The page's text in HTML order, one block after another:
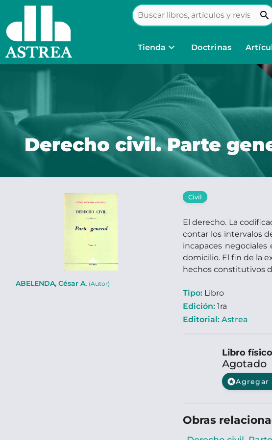
search
Tienda keyboard_arrow_down Doctrinas
Derecho civil. Parte
ABELENDA, César A. (Autor)
Civil
El derecho. La
contar los intervalos
incapaces
domicilio. El fin de la
hechos constitutivos
Tipo: Libro
Edición: 1ra
Editorial: Astrea
Libro físico
Agotado
starsAgregar
Obras